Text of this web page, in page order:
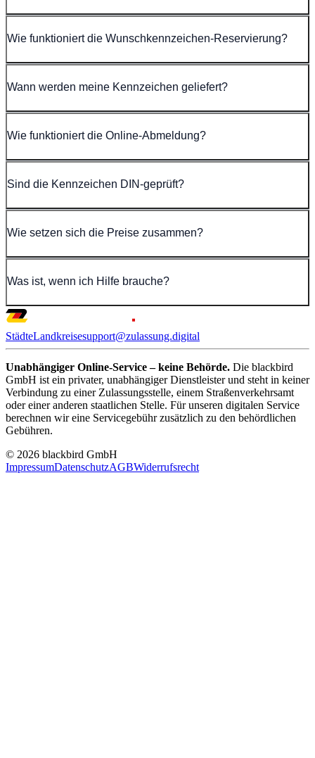
Wie funktioniert die Wunschkennzeichen-Reservierung?
Wann werden meine Kennzeichen geliefert?
Wie funktioniert die Online-Abmeldung?
Sind die Kennzeichen DIN-geprüft?
Wie setzen sich die Preise zusammen?
Was ist, wenn ich Hilfe brauche?
StädteLandkreisesupport@zulassung.digital
Unabhängiger Online-Service – keine Behörde. Die blackbird
GmbH ist ein privater, unabhängiger Dienstleister und steht in keiner
Verbindung zu einer Zulassungsstelle, einem Straßenverkehrsamt
oder einer anderen staatlichen Stelle. Für unseren digitalen Service
berechnen wir eine Servicegebühr zusätzlich zu den behördlichen
Gebühren.
© 2026 blackbird GmbH
ImpressumDatenschutzAGBWiderrufsrecht